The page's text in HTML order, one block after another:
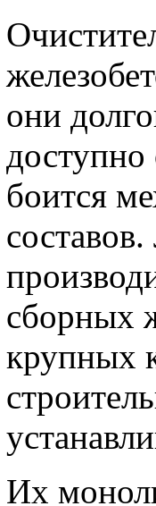
они
доступно
боится
сборных
крупных
Их